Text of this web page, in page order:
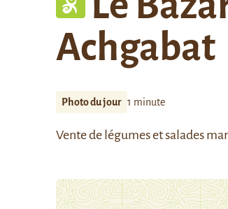
Achgabat
Photo du jour 1 minute
Vente de légumes et salades